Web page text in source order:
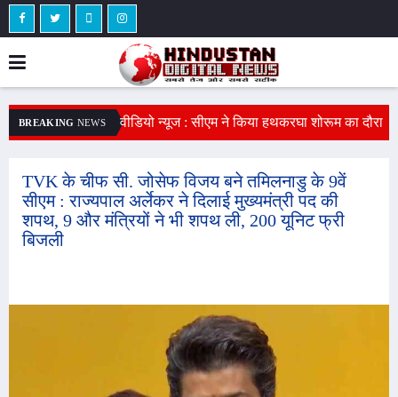
BREAKING NEWS
जिला स्थापना
की दी चेतावनी
वीडियो न्यूज : सीएम ने किया हथकरघा शोरूम का दौरा
प्रोत्साहित, बोले - हथकरघा कारीगरी के लिए दुनिया
भर में मशहूर है
TVK के चीफ सी. जोसेफ विजय बने तमिलनाडु के 9वें
सीएम : राज्यपाल अर्लेकर ने दिलाई मुख्यमंत्री पद की
शपथ, 9 और मंत्रियों ने भी शपथ ली, 200 यूनिट फ्री
बिजली